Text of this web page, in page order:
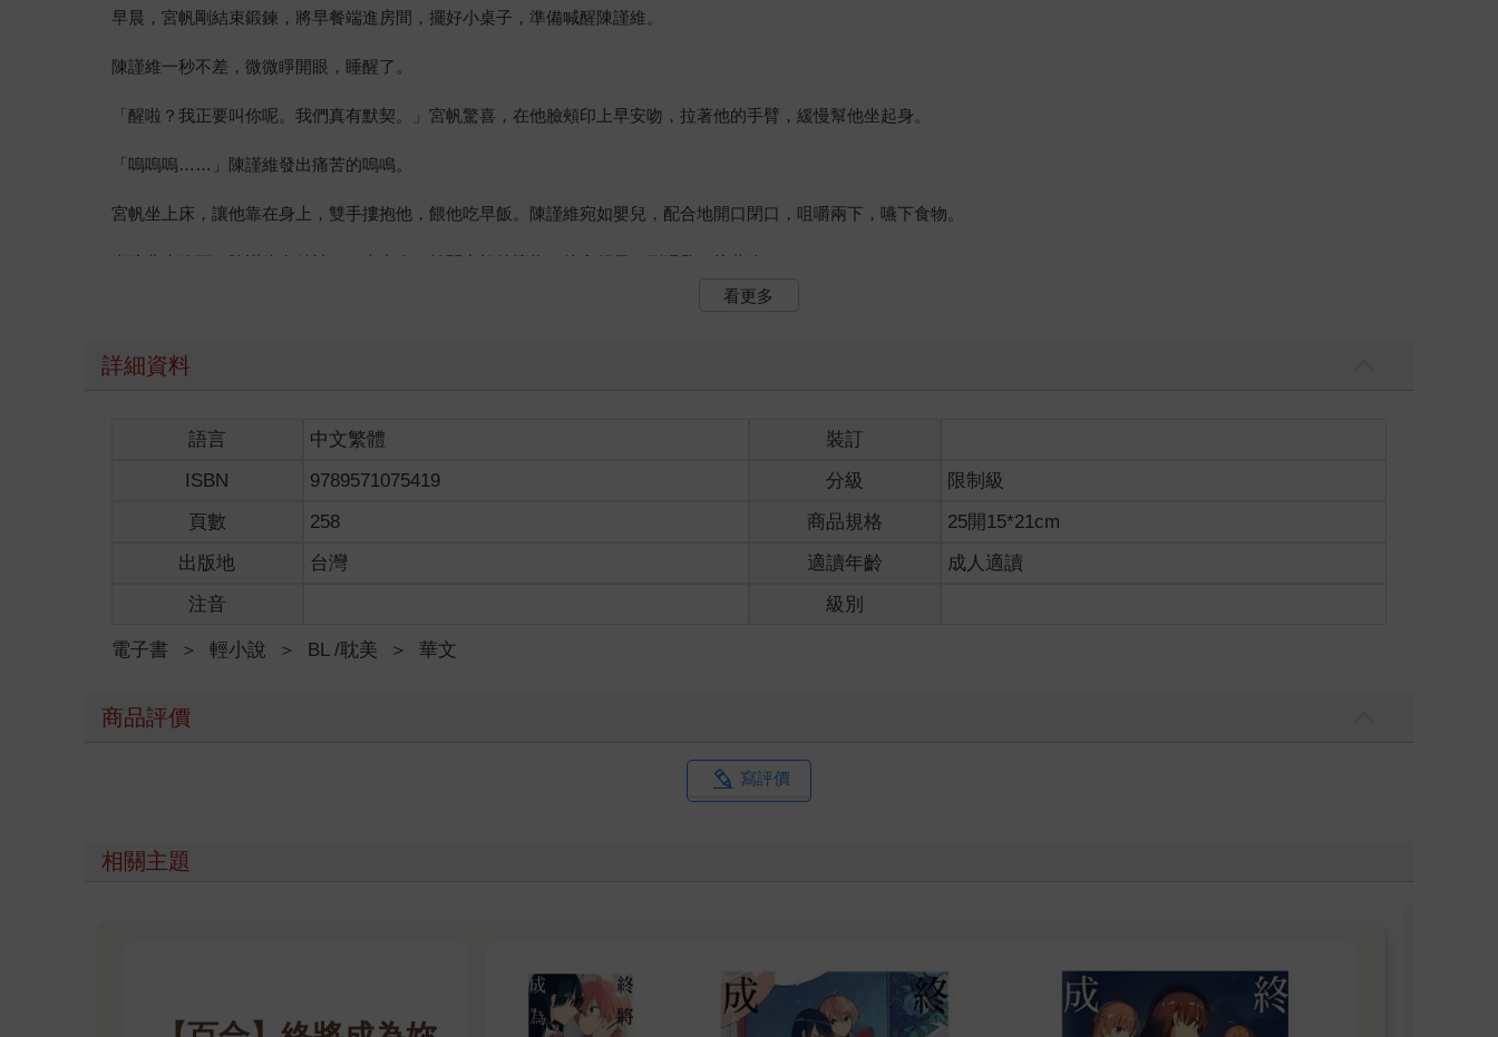
早晨，宮帆剛結束鍛鍊，將早餐端進房間，擺好小桌子，準備喊醒陳謹維。
陳謹維一秒不差，微微睜開眼，睡醒了。
「醒啦？我正要叫你呢。我們真有默契。」宮帆驚喜，在他臉頰印上早安吻，拉著他的手臂，緩慢幫他坐起身。
「嗚嗚嗚……」陳謹維發出痛苦的嗚鳴。
宮帆坐上床，讓他靠在身上，雙手摟抱他，餵他吃早飯。陳謹維宛如嬰兒，配合地開口閉口，咀嚼兩下，嚥下食物。
半碗燕麥吃下，陳謹維有精神了，坐直身，離開宮帆的懷抱。他拿起另一副湯匙，接著吃。
「不用吃太飽，待會下樓，還有菜要試吃。」宮帆提醒一聲，兩三口吃完自己那份。
「知道了。」宮帆點頭，牽著陳謹維的，正巧是他們戴著戒指的手。
李叔目送他們一會，小維是好孩子，少爺人也很好，可惜身分家世差異太大，縱使夫人老爺不介意少爺和誰在一起，也阻止不了悠悠之口的閒言閒語。
他一方面擔心小維會受委屈，一方面相信少爺不會讓那樣的事發生。
陳謹維進入餐廳，餐桌上的十道菜，他各吃一口，好吃是好吃。但這類高檔餐廳的餐點，水準高得很平均，他不是專業美食家，吃不出個好壞之差。
「今天的菜如何？和昨天那家比，哪家比較合胃口？有沒有特別愛吃哪道菜？」劉嬸積極詢問。
在劉嬸殷勤的注目下，陳謹維很難隨便回答她，他細思昨晚的口味對比今天的菜：
看更多
詳細資料
語言 中文繁體
裝訂
ISBN
9789571075419 分級
限制級
頁數
258 商品規格
25開15*21cm
出版地
台灣 適讀年齡
成人適讀
注音
級別
電子書 ＞ 輕小說 ＞ BL /耽美 ＞ 華文
商品評價
寫評價
相關主題